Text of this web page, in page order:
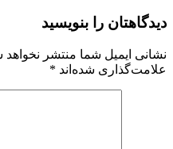
دیدگاهتان را بنویسید
نشانی ایمیل شما منتشر نخواهد
علامت‌گذاری شده‌اند *